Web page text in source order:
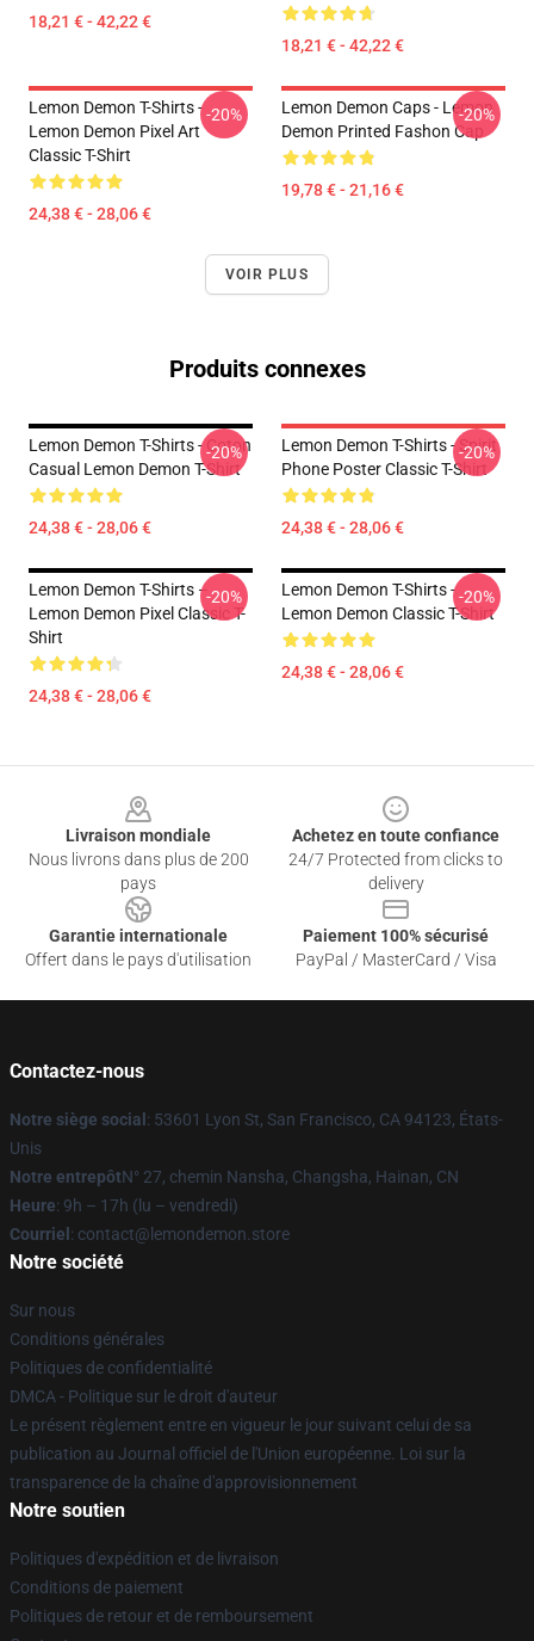
18,21 € - 42,22 €
18,21 € - 42,22 €
Lemon Demon T-Shirts -
Lemon Demon Pixel Art
Classic T-Shirt
24,38 € - 28,06 €
-20%
Lemon Demon Caps - Lemon
Demon Printed Fashon Cap
19,78 € - 21,16 €
-20%
VOIR PLUS
Produits connexes
Lemon Demon T-Shirts - Coton
Casual Lemon Demon T-Shirt
24,38 € - 28,06 €
-20%
Lemon Demon T-Shirts - Spirit
Phone Poster Classic T-Shirt
24,38 € - 28,06 €
-20%
Lemon Demon T-Shirts –
Lemon Demon Pixel Classic T-
Shirt
24,38 € - 28,06 €
-20%
Lemon Demon T-Shirts -
Lemon Demon Classic T-Shirt
24,38 € - 28,06 €
-20%
Livraison mondiale
Nous livrons dans plus de 200
pays
Achetez en toute confiance
24/7 Protected from clicks to
delivery
Garantie internationale
Offert dans le pays d'utilisation
Paiement 100% sécurisé
PayPal / MasterCard / Visa
Contactez-nous
Notre siège social : 53601 Lyon St, San Francisco, CA 94123, États-
Unis
Notre entrepôtN° 27, chemin Nansha, Changsha, Hainan, CN
Heure: 9h – 17h (lu – vendredi)
Courriel : contact@lemondemon.store
Notre société
Sur nous
Conditions générales
Politiques de confidentialité
DMCA - Politique sur le droit d'auteur
Le présent règlement entre en vigueur le jour suivant celui de sa
publication au Journal officiel de l'Union européenne. Loi sur la
transparence de la chaîne d'approvisionnement
Notre soutien
Politiques d'expédition et de livraison
Conditions de paiement
Politiques de retour et de remboursement